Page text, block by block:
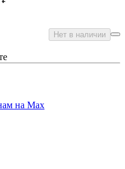
Нет в наличии
на Max